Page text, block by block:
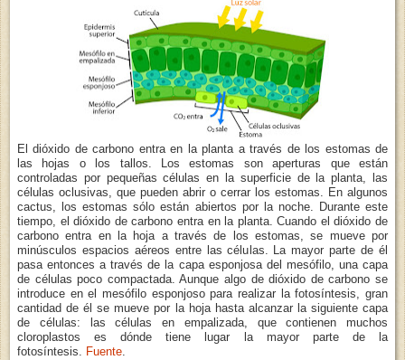
El dióxido de carbono entra en la planta a través de los estomas de
las hojas o los tallos. Los estomas son aperturas que están
controladas por pequeñas células en la superficie de la planta, las
células oclusivas, que pueden abrir o cerrar los estomas. En algunos
cactus, los estomas sólo están abiertos por la noche. Durante este
tiempo, el dióxido de carbono entra en la planta. Cuando el dióxido de
carbono entra en la hoja a través de los estomas, se mueve por
minúsculos espacios aéreos entre las células. La mayor parte de él
pasa entonces a través de la capa esponjosa del mesófilo, una capa
de células poco compactada. Aunque algo de dióxido de carbono se
introduce en el mesófilo esponjoso para realizar la fotosíntesis, gran
cantidad de él se mueve por la hoja hasta alcanzar la siguiente capa
de células: las células en empalizada, que contienen muchos
cloroplastos es dónde tiene lugar la mayor parte de la
fotosíntesis. Fuente.